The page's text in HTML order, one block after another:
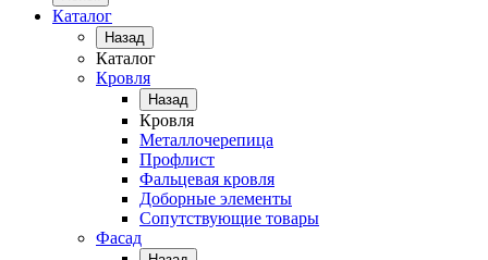
Каталог
Назад
Каталог
Кровля
Назад
Кровля
Металлочерепица
Профлист
Фальцевая кровля
Доборные элементы
Сопутствующие товары
Фасад